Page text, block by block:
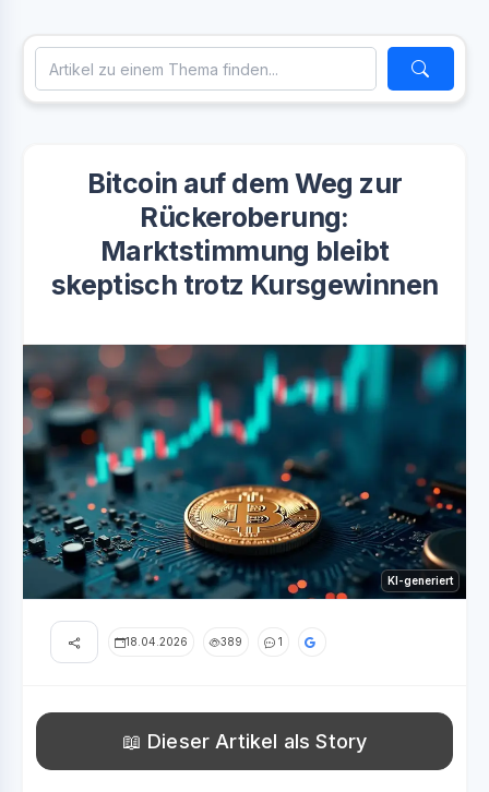
Bitcoin auf dem Weg zur
Rückeroberung:
Marktstimmung bleibt
skeptisch trotz Kursgewinnen
KI-generiert
18.04.2026 389 1
📖 Dieser Artikel als Story